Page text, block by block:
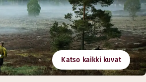
Katso kaikki kuvat